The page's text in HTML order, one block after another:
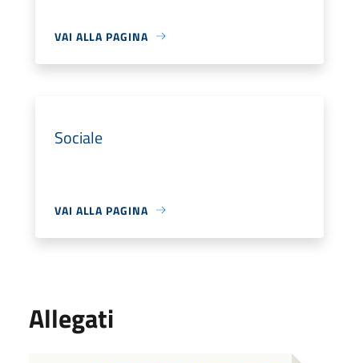
VAI ALLA PAGINA
Sociale
VAI ALLA PAGINA
Allegati